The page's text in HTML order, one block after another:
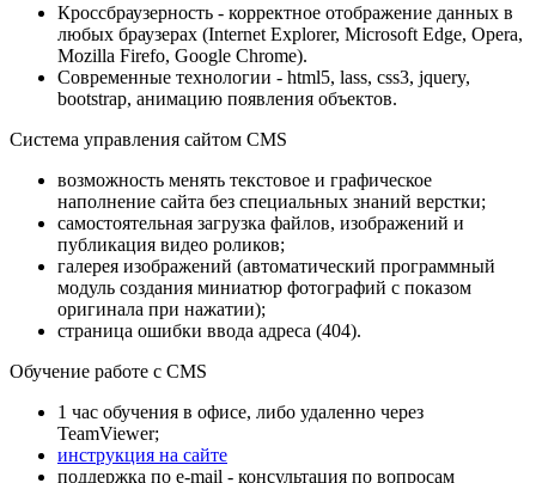
Кроссбраузерность - корректное отображение данных в
любых браузерах (Internet Explorer, Microsoft Edge, Opera,
Mozilla Firefo, Google Chrome).
Современные технологии - html5, lass, css3, jquery,
bootstrap, анимацию появления объектов.
Система управления сайтом CMS
возможность менять текстовое и графическое
наполнение сайта без специальных знаний верстки;
самостоятельная загрузка файлов, изображений и
публикация видео роликов;
галерея изображений (автоматический программный
модуль создания миниатюр фотографий с показом
оригинала при нажатии);
страница ошибки ввода адреса (404).
Обучение работе с CMS
1 час обучения в офисе, либо удаленно через
TeamViewer;
инструкция на сайте
поддержка по e-mail - консультация по вопросам